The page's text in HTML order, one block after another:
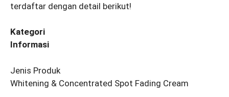
terdaftar dengan detail berikut!
Kategori
Informasi
Jenis Produk
Whitening & Concentrated Spot Fading Cream